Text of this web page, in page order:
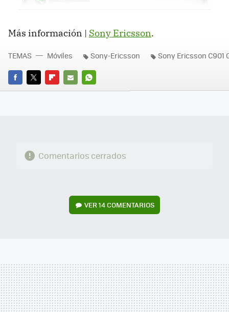
Más información | Sony Ericsson.
FACEBOOK
TWITTERFLIPBOARD
E-
WHATSAPP
TEMAS Móviles Sony-Ericsson Sony Ericsson C901
Comentarios cerrados
VER14 COMENTARIOS